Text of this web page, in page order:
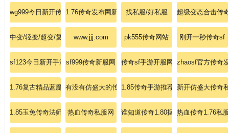
wg999今日新开传奇1.76传奇发布网新开服找私服/好私服 超级变态合击传
中变/轻变/超变/复古/热血传奇
www.jjj.com pk555传奇网站 刚开一秒传奇sf
sf123今日新开手游传奇网站
sf999传奇新服网 传奇sf手游开服网站zhaosf官方传奇
1.76复古精品蓝魔传奇有没有仿盛大的传奇3的私服
1.85传奇手游推荐 新开仿盛大传奇
1.85玉兔传奇法师如何加点热血传奇私服网 谁知道传奇1.80摆摊放哪文件夹
热血传奇1.76私